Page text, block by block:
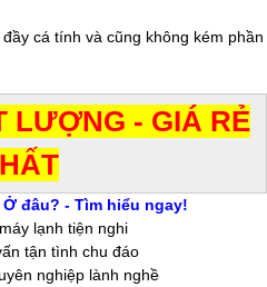
cá tính và cũng không kém phần
LƯỢNG - GIÁ RẺ
đâu? - Tìm hiểu ngay!
lạnh tiện nghi
tận tình chu đáo
nghiệp lành nghề